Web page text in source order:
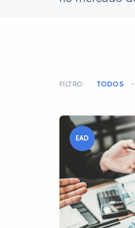
FILTRO: TODOS
EAD